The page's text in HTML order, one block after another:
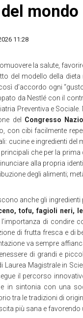
mondo
11:28
la salute,
del modello della
d’accordo ogni
da Nestlé con il
Preventiva e
del Congresso
con cibi facilmente
cucine e ingredienti
principali che per la
alla propria
degli alimenti;
anche gli
tofu, fagioli neri,
di condire
di frutta fresca e di
va sempre
di grandi e
Laurea Magistrale in
il percorso
in sintonia con una
tra le tradizioni di
più sana e